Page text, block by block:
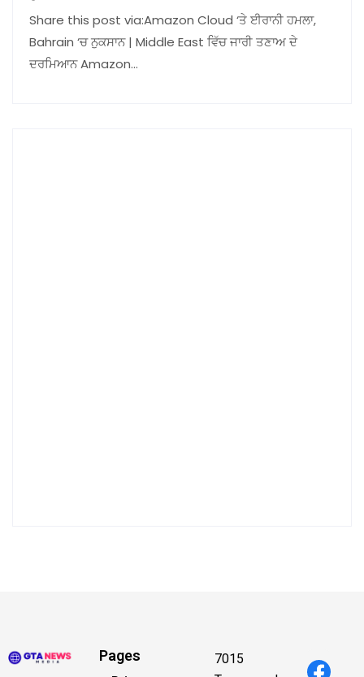
Share this post via:Amazon Cloud ‘ਤੇ ਈਰਾਨੀ ਹਮਲਾ,
Bahrain ‘ਚ ਨੁਕਸਾਨ | Middle East ਵਿੱਚ ਜਾਰੀ ਤਣਾਅ ਦੇ
ਦਰਮਿਆਨ Amazon…
Pages
7015